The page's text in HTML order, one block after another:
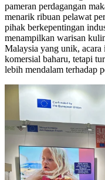
pameran perdagangan
menarik ribuan pelawat
pihak berkepentingan
menampilkan warisan
Malaysia yang unik, acara
komersial baharu, tetapi
lebih mendalam terhadap